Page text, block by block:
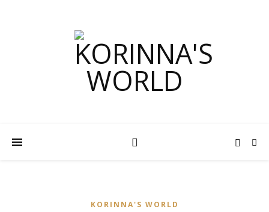
KORINNA'S WORLD